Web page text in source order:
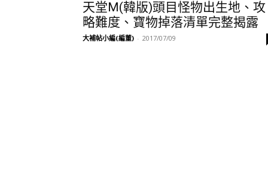
天堂M(韓版)頭目怪物出生地、攻
略難度、寶物掉落清單完整揭露
大補帖小編(編董) - 2017/07/09